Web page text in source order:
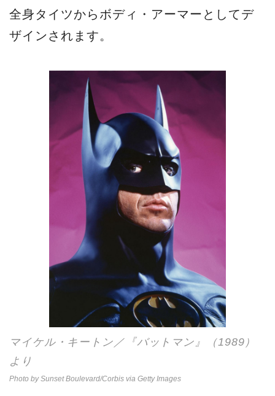
全身タイツからボディ・アーマーとしてデ
ザインされます。
マイケル・キートン／『バットマン』（1989）
より
Photo by Sunset Boulevard/Corbis via Getty Images